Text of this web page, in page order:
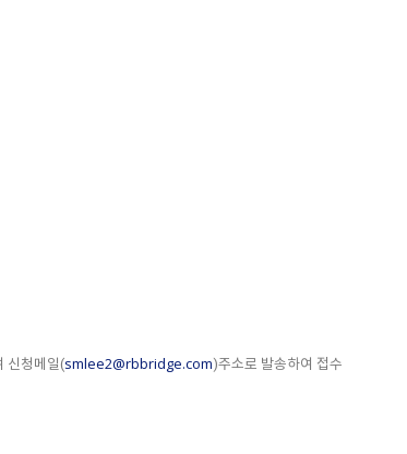
신청메일(smlee2@rbbridge.com)주소로 발송하여 접수